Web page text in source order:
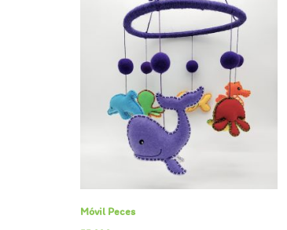
Móvil Peces